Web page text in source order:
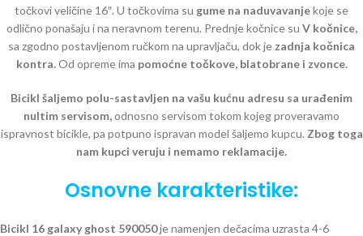
točkovi veličine 16″. U točkovima su gume na naduvavanjekoje se
odlično ponašaju i na neravnom terenu. Prednje kočnice su V kočnice,
sa zgodno postavljenom ručkom na upravljaču, dok je zadnja kočnica
kontra.Od opreme ima pomoćne točkove, blatobrane i zvonce.
Bicikl šaljemo polu-sastavljen na vašu kućnu adresu sa urađenim
nultim servisom,odnosno servisom tokom kojeg proveravamo
ispravnost bicikle, pa potpuno ispravan model šaljemo kupcu. Zbog toga
nam kupci veruju i nemamo reklamacije.
Osnovne karakteristike:
Bicikl 16 galaxy ghost 590050je namenjen dečacima uzrasta 4-6